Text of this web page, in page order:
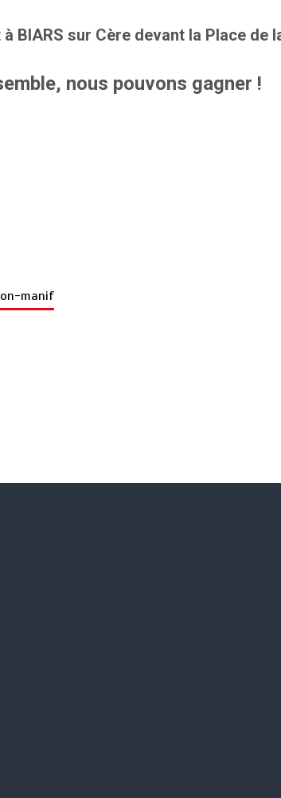
à BIARS sur Cère devant la Place de
nous pouvons gagner !
manif